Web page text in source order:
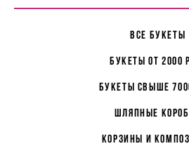
все букеты
букеты от 2000
букеты свыше
Шляпные
корзины и